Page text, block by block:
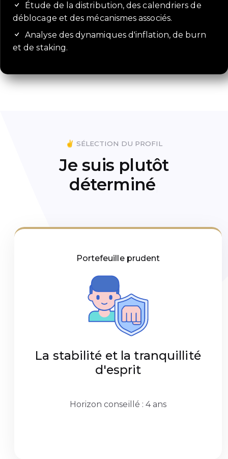
Étude de la distribution, des calendriers de
déblocage et des mécanismes associés.
Analyse des dynamiques d'inflation, de burn
et de staking.
✌️ SÉLECTION DU PROFIL
Je suis plutôt
déterminé
Portefeuille prudent
La stabilité et la tranquillité
d'esprit
Horizon conseillé : 4 ans